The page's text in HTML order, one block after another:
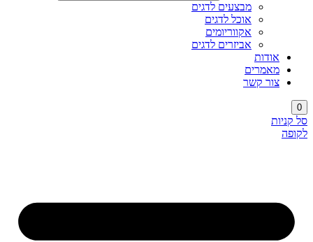
מבצעים לדגים
אוכל לדגים
אקווריומים
אביזרים לדגים
אודות
מאמרים
צור קשר
0
סל קניות
לקופה